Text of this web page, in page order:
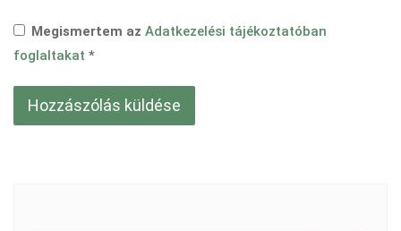
Megismertem az Adatkezelési tájékoztatóban
foglaltakat *